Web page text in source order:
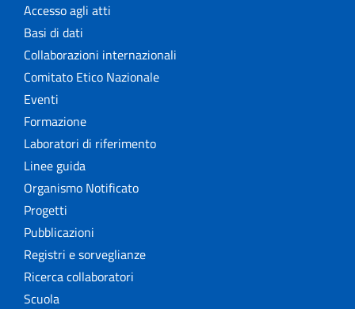
Accesso agli atti
Basi di dati
Collaborazioni internazionali
Comitato Etico Nazionale
Eventi
Formazione
Laboratori di riferimento
Linee guida
Organismo Notificato
Progetti
Pubblicazioni
Registri e sorveglianze
Ricerca collaboratori
Scuola